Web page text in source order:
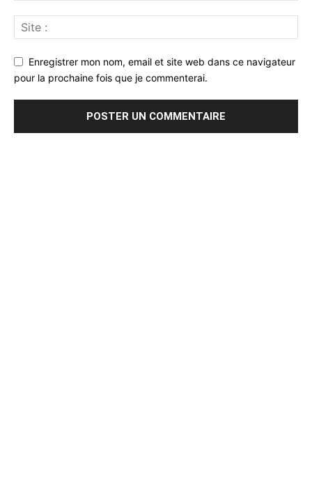
Enregistrer mon nom, email et site web dans ce navigateur
pour la prochaine fois que je commenterai.